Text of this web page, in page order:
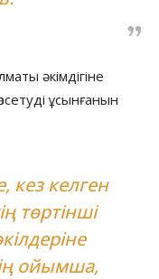
әкімдігіне
ұсынғанын
кез келген
төртінші
ойымша,